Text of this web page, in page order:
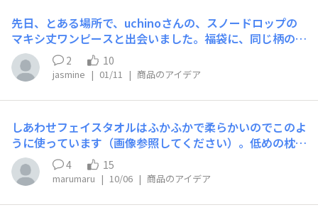
先日、とある場所で、uchinoさんの、スノードロップの
マキシ丈ワンピースと出会いました。福袋に、同じ柄のロ
ーブが入っていて、綺麗な柄だと思っていたところ、偶然
にピンク色のワンピースと出会い、思わず即決で購入して
しまいました。 洗濯前に少し着てみたのですが、なかな
か良い感じで、そうそう、この丈が欲しかったのよ〰️と、
感じも良かったし、襟元がVネックなのも珍しく、ちょっ
と嬉しくなりました。 夏は、クレープガーゼのタックワ
ンピースがマキシ丈に近いので愛用しているのですが、袖
のついているものが欲しかったので、思わぬ出会いに感謝
ただけると嬉しいです。
2 10
jasmine | 01/11 | 商品のアイデア
しあわせフェイスタオルはふかふかで柔らかいのでこのよ
うに使っています（画像参照してください）。低めの枕を
２つ並べてつなぎ目の谷間のところにタオルを置き、頭も
そこに置いて寝ています。寝がえりを打った時などに顔が
あたっても気持ちがよいものです。さて、このしあわせタ
オルもよいのですが、反対に、薄いタオルもあったらよい
4 15
marumaru | 10/06 | 商品のアイデア